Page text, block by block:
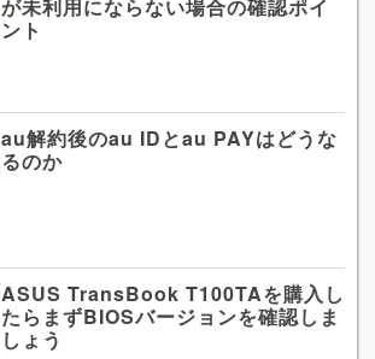
が未利用にならない場合の確認ポイ
ント
au解約後のau IDとau PAYはどうな
るのか
ASUS TransBook T100TAを購入し
たらまずBIOSバージョンを確認しま
しょう